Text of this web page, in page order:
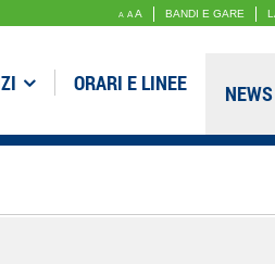
A A A BANDI E GARE
ORARI E LINEE NEWS